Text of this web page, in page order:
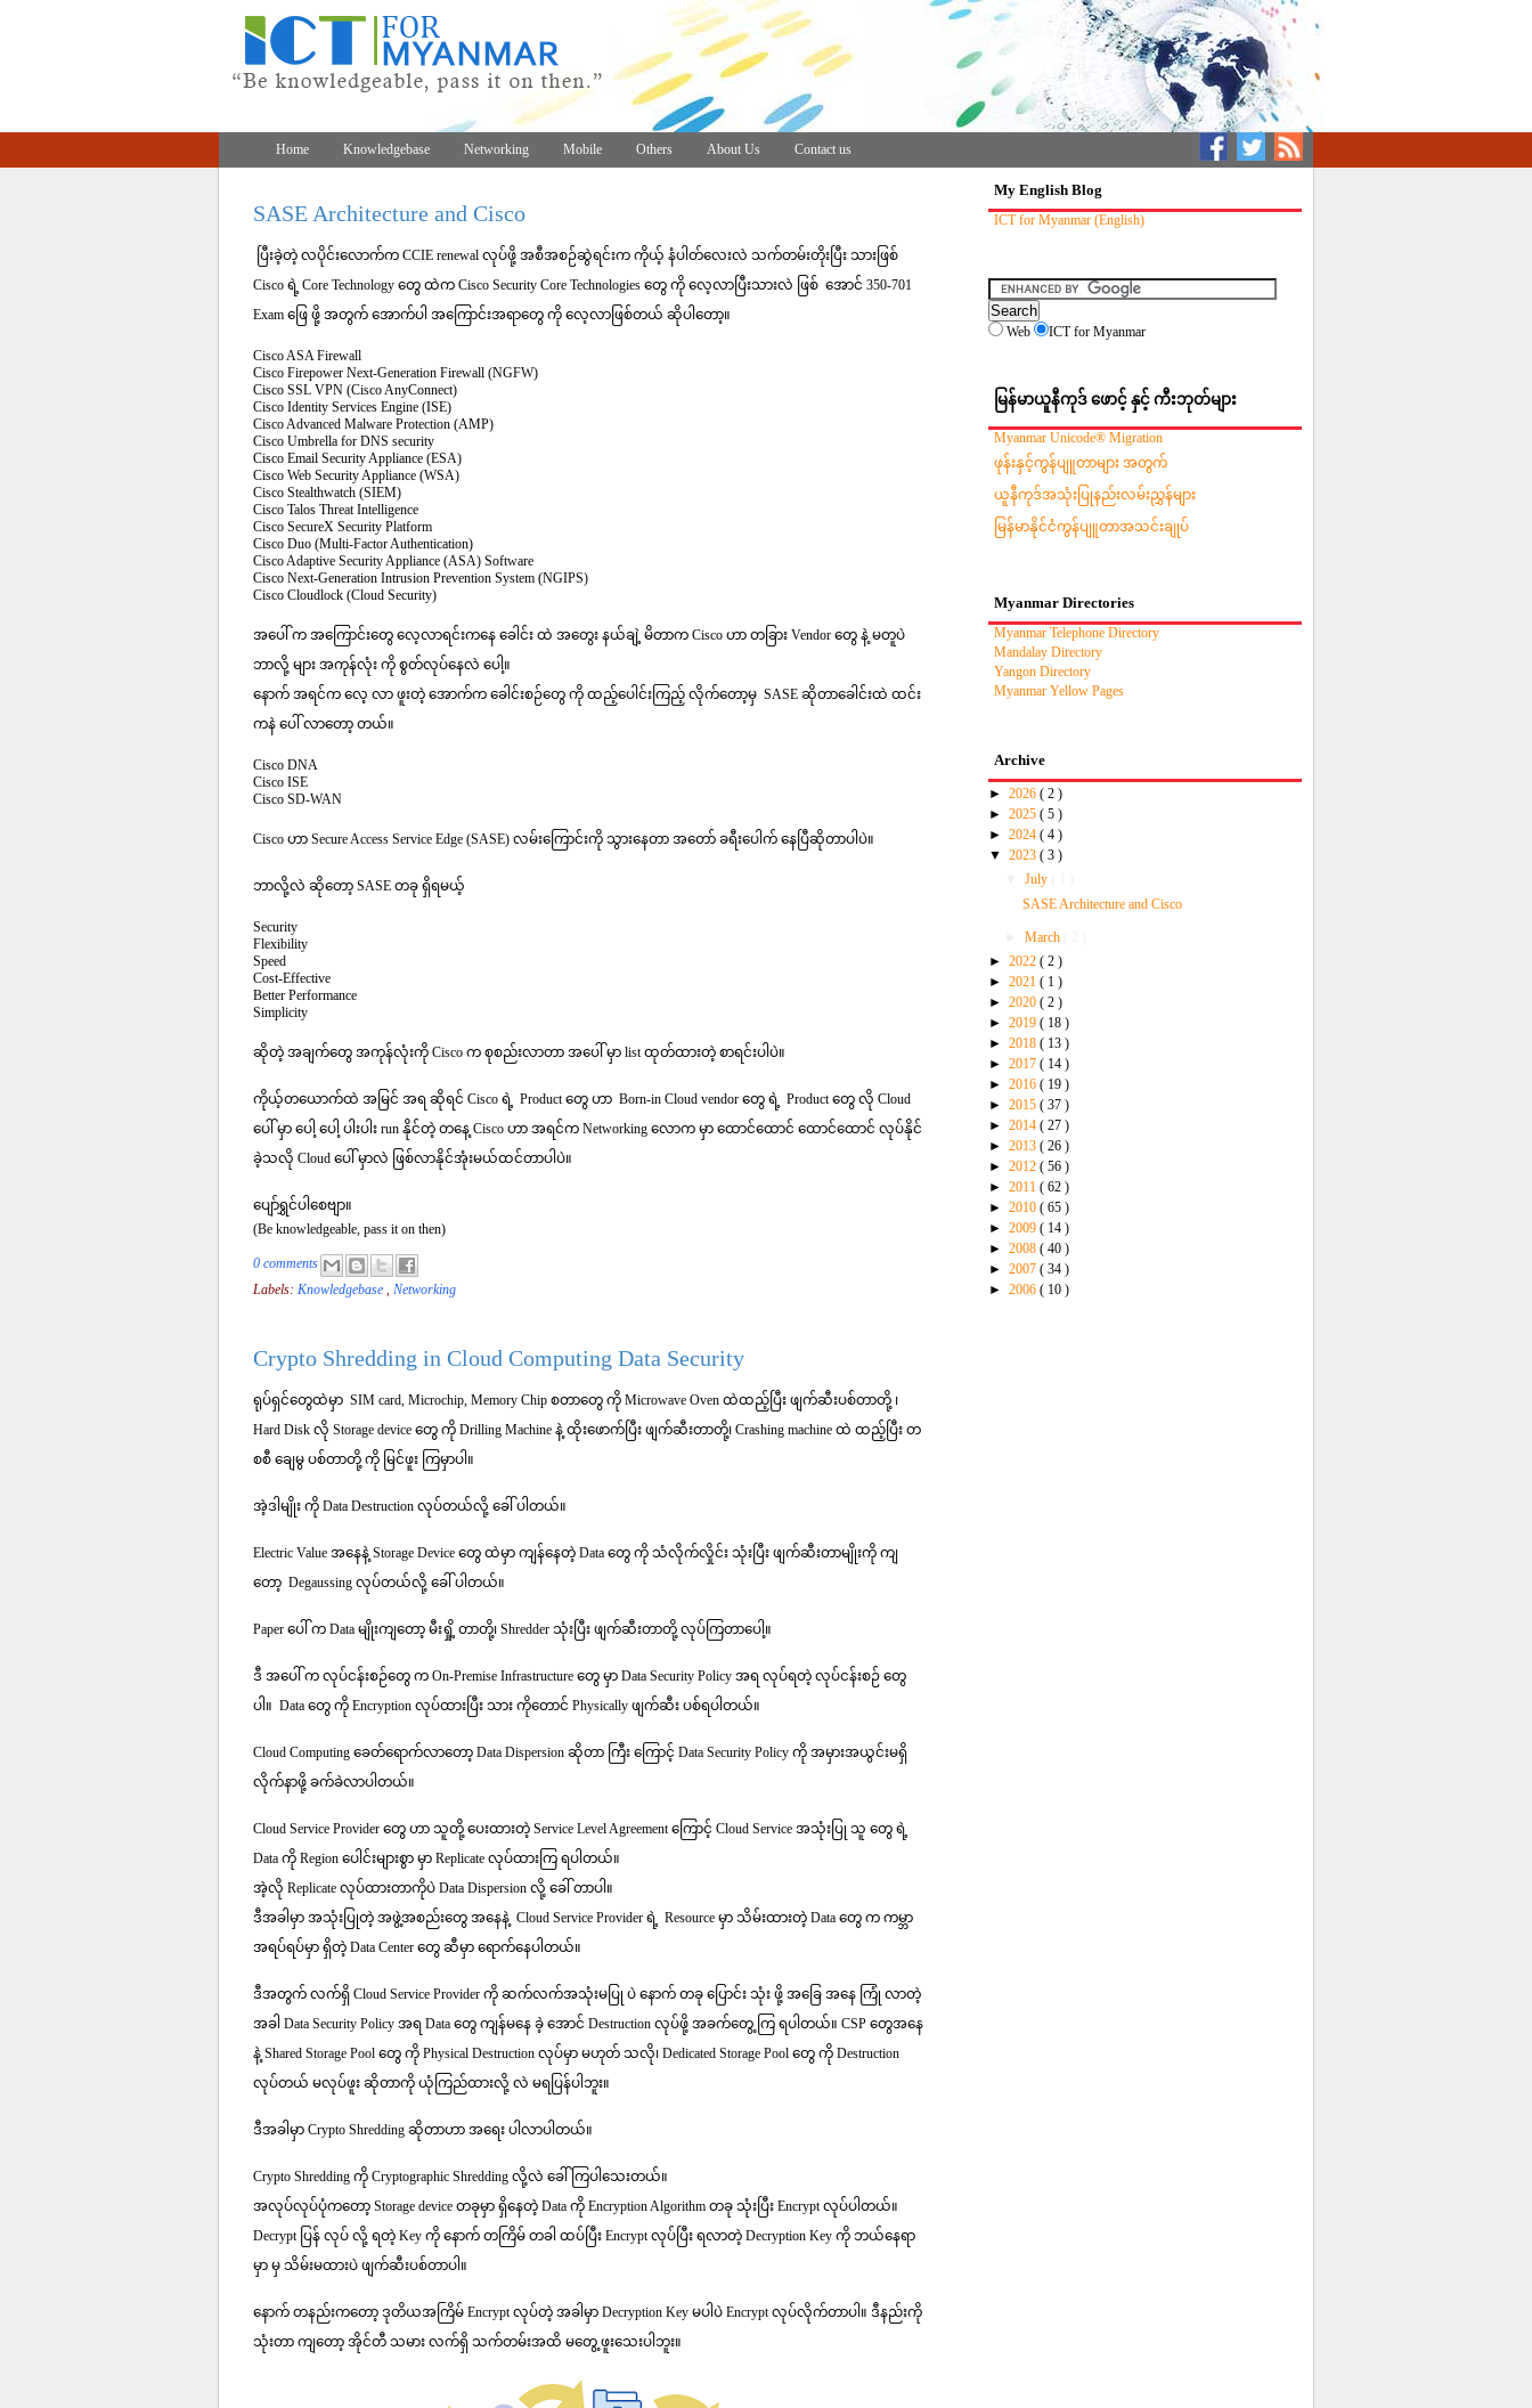
Home Knowledgebase Networking Mobile Others About Us Contact us
SASE Architecture and Cisco
ပြီးခဲ့တဲ့ လပိုင်းလောက်က CCIE renewal လုပ်ဖို့ အစီအစဉ်ဆွဲရင်းက ကိုယ့် နံပါတ်လေးလဲ သက်တမ်းတိုးပြီး သားဖြစ်
Cisco ရဲ့ Core Technology တွေ ထဲက Cisco Security Core Technologies တွေ ကို လေ့လာပြီးသားလဲ ဖြစ် အောင် 350-701
Exam ဖြေ ဖို့ အတွက် အောက်ပါ အကြောင်းအရာတွေ ကို လေ့လာဖြစ်တယ် ဆိုပါတော့။
Cisco ASA Firewall
Cisco Firepower Next-Generation Firewall (NGFW)
Cisco SSL VPN (Cisco AnyConnect)
Cisco Identity Services Engine (ISE)
Cisco Advanced Malware Protection (AMP)
Cisco Umbrella for DNS security
Cisco Email Security Appliance (ESA)
Cisco Web Security Appliance (WSA)
Cisco Stealthwatch (SIEM)
Cisco Talos Threat Intelligence
Cisco SecureX Security Platform
Cisco Duo (Multi-Factor Authentication)
Cisco Adaptive Security Appliance (ASA) Software
Cisco Next-Generation Intrusion Prevention System (NGIPS)
Cisco Cloudlock (Cloud Security)
အပေါ် က အကြောင်းတွေ လေ့လာရင်းကနေ ခေါင်း ထဲ အတွေး နယ်ချဲ့ မိတာက Cisco ဟာ တခြား Vendor တွေ နဲ့ မတူပဲ
ဘာလို့ များ အကုန်လုံး ကို စွတ်လုပ်နေလဲ ပေါ့။
နောက် အရင်က လေ့ လာ ဖူးတဲ့ အောက်က ခေါင်းစဉ်တွေ ကို ထည့်ပေါင်းကြည့် လိုက်တော့မှ SASE ဆိုတာခေါင်းထဲ ထင်း
ကနဲ ပေါ် လာတော့ တယ်။
Cisco DNA
Cisco ISE
Cisco SD-WAN
Cisco ဟာ Secure Access Service Edge (SASE) လမ်းကြောင်းကို သွားနေတာ အတော် ခရီးပေါက် နေပြီဆိုတာပါပဲ။
ဘာလို့လဲ ဆိုတော့ SASE တခု ရှိရမယ့်
Security
Flexibility
Speed
Cost-Effective
Better Performance
Simplicity
ဆိုတဲ့ အချက်တွေ အကုန်လုံးကို Cisco က စုစည်းလာတာ အပေါ် မှာ list ထုတ်ထားတဲ့ စာရင်းပါပဲ။
ကိုယ့်တယောက်ထဲ အမြင် အရ ဆိုရင် Cisco ရဲ့ Product တွေ ဟာ Born-in Cloud vendor တွေ ရဲ့ Product တွေ လို Cloud
ပေါ် မှာ ပေါ့ ပေါ့ ပါးပါး run နိုင်တဲ့ တနေ့ Cisco ဟာ အရင်က Networking လောက မှာ ထောင်ထောင် ထောင်ထောင် လုပ်နိုင်
ခဲ့သလို Cloud ပေါ် မှာလဲ ဖြစ်လာနိုင်အုံးမယ်ထင်တာပါပဲ။
ပျော်ရွှင်ပါစေဗျာ။
(Be knowledgeable, pass it on then)
0 comments
Labels: Knowledgebase , Networking
Crypto Shredding in Cloud Computing Data Security
ရုပ်ရှင်တွေထဲမှာ SIM card, Microchip, Memory Chip စတာတွေ ကို Microwave Oven ထဲထည့်ပြီး ဖျက်ဆီးပစ်တာတို့ ၊
Hard Disk လို Storage device တွေ ကို Drilling Machine နဲ့ ထိုးဖောက်ပြီး ဖျက်ဆီးတာတို့၊ Crashing machine ထဲ ထည့်ပြီး တ
စစီ ချေမွ ပစ်တာတို့ ကို မြင်ဖူး ကြမှာပါ။
အဲ့ဒါမျိုး ကို Data Destruction လုပ်တယ်လို့ ခေါ် ပါတယ်။
Electric Value အနေနဲ့ Storage Device တွေ ထဲမှာ ကျန်နေတဲ့ Data တွေ ကို သံလိုက်လှိုင်း သုံးပြီး ဖျက်ဆီးတာမျိုးကို ကျ
တော့ Degaussing လုပ်တယ်လို့ ခေါ် ပါတယ်။
Paper ပေါ် က Data မျိုးကျတော့ မီးရှို့ တာတို့၊ Shredder သုံးပြီး ဖျက်ဆီးတာတို့ လုပ်ကြတာပေါ့။
ဒီ အပေါ် က လုပ်ငန်းစဉ်တွေ က On-Premise Infrastructure တွေ မှာ Data Security Policy အရ လုပ်ရတဲ့ လုပ်ငန်းစဉ် တွေ
ပါ။ Data တွေ ကို Encryption လုပ်ထားပြီး သား ကို‌တောင် Physically ဖျက်ဆီး ပစ်ရပါတယ်။
Cloud Computing ခေတ်ရောက်လာတော့ Data Dispersion ဆိုတာ ကြီး ကြောင့် Data Security Policy ကို အမှားအယွင်းမရှိ
လိုက်နာဖို့ ခက်ခဲလာပါတယ်။
Cloud Service Provider တွေ ဟာ သူတို့ ပေးထားတဲ့ Service Level Agreement ကြောင့် Cloud Service အသုံးပြု သူ တွေ ရဲ့
Data ကို Region ပေါင်းများစွာ မှာ Replicate လုပ်ထားကြ ရပါတယ်။
အဲ့လို Replicate လုပ်ထားတာကိုပဲ Data Dispersion လို့ ခေါ် တာပါ။
ဒီအခါမှာ အသုံးပြုတဲ့ အဖွဲ့အစည်းတွေ အနေနဲ့ Cloud Service Provider ရဲ့ Resource မှာ သိမ်းထားတဲ့ Data တွေ က ကမ္ဘာ
အရပ်ရပ်မှာ ရှိတဲ့ Data Center တွေ ဆီမှာ ရောက်နေပါတယ်။
ဒီအတွက် လက်ရှိ Cloud Service Provider ကို ဆက်လက်အသုံးမပြု ပဲ နောက် တခု ပြောင်း သုံး ဖို့ အခြေ အနေ ကြုံ လာတဲ့
အခါ Data Security Policy အရ Data တွေ ကျန်မနေ ခဲ့ အောင် Destruction လုပ်ဖို့ အခက်တွေ့ ကြ ရပါတယ်။ CSP တွေအနေ
နဲ့ Shared Storage Pool တွေ ကို Physical Destruction လုပ်မှာ မဟုတ် သလို၊ Dedicated Storage Pool တွေ ကို Destruction
လုပ်တယ် မလုပ်ဖူး ဆိုတာကို ယုံကြည်ထားလို့ လဲ မရပြန်ပါဘူး။
ဒီအခါမှာ Crypto Shredding ဆိုတာဟာ အရေး ပါလာပါတယ်။
Crypto Shredding ကို Cryptographic Shredding လို့လဲ ခေါ် ကြပါသေးတယ်။
အလုပ်လုပ်ပုံကတော့ Storage device တခုမှာ ရှိနေတဲ့ Data ကို Encryption Algorithm တခု သုံးပြီး Encrypt လုပ်ပါတယ်။
Decrypt ပြန် လုပ် လို့ ရတဲ့ Key ကို နောက် တကြိမ် တခါ ထပ်ပြီး Encrypt လုပ်ပြီး ရလာတဲ့ Decryption Key ကို ဘယ်နေရာ
မှာ မှ သိမ်းမထားပဲ ဖျက်ဆီးပစ်တာပါ။
နောက် တနည်းကတော့ ဒုတိယအကြိမ် Encrypt လုပ်တဲ့ အခါမှာ Decryption Key မပါပဲ Encrypt လုပ်လိုက်တာပါ။ ဒီနည်းကို
သုံးတာ ကျတော့ အိုင်တီ သမား လက်ရှိ သက်တမ်းအထိ မတွေ့ ဖူးသေးပါဘူး။
My English Blog
ICT for Myanmar (English)
Web ICT for Myanmar
မြန်မာယူနီကုဒ် ဖောင့် နှင့် ကီးဘုတ်များ
Myanmar Unicode® Migration
ဖုန်းနှင့်ကွန်ပျူတာများ အတွက်
ယူနီကုဒ်အသုံးပြုနည်းလမ်းညွှန်များ
မြန်မာနိုင်ငံကွန်ပျူတာအသင်းချုပ်
Myanmar Directories
Myanmar Telephone Directory
Mandalay Directory
Yangon Directory
Myanmar Yellow Pages
Archive
► 2026 ( 2 )
► 2025 ( 5 )
► 2024 ( 4 )
▼ 2023 ( 3 )
▼July
SASE Architecture and Cisco
►March
► 2022 ( 2 )
► 2021 ( 1 )
► 2020 ( 2 )
► 2019 ( 18 )
► 2018 ( 13 )
► 2017 ( 14 )
► 2016 ( 19 )
► 2015 ( 37 )
► 2014 ( 27 )
► 2013 ( 26 )
► 2012 ( 56 )
► 2011 ( 62 )
► 2010 ( 65 )
► 2009 ( 14 )
► 2008 ( 40 )
► 2007 ( 34 )
► 2006 ( 10 )